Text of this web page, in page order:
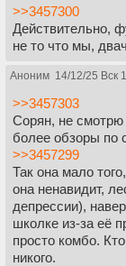
>>3457300
Действительно,
не то что мы,
Аноним 14/12/25 Вск
>>3457303
Сорян, не смотрю
более обзоры по
>>3457299
Так она мало
она ненавидит,
депрессии),
школке из-за её
просто комбо.
никого.